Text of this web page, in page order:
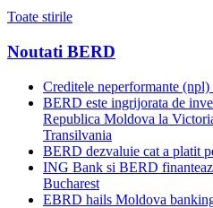
Toate stirile
Noutati BERD
Creditele neperformante
BERD este ingrijorata de
Republica Moldova la
Transilvania
BERD dezvaluie cat a platit
ING Bank si BERD
Bucharest
EBRD hails Moldova